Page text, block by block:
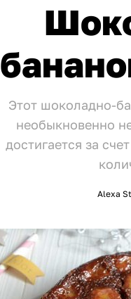
Этот шоколадно-
необыкновенно
достигается за
Alexa